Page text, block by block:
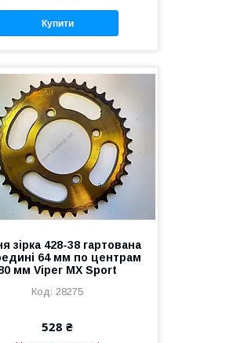
Купити
зірка 428-38 гартована
64 мм по центрам
мм Viper MX Sport
28275
528 ₴